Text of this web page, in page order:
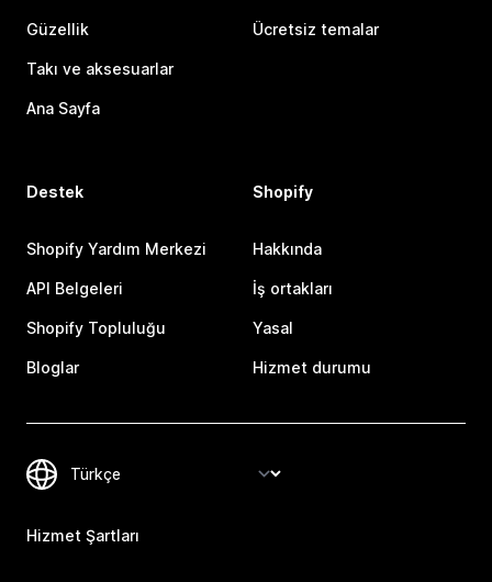
Güzellik
Takı ve aksesuarlar
Ana Sayfa
Ücretsiz temalar
Destek
Shopify Yardım Merkezi
API Belgeleri
Shopify Topluluğu
Bloglar
Shopify
Hakkında
İş ortakları
Yasal
Hizmet durumu
Hizmet Şartları